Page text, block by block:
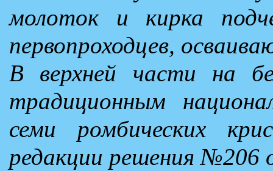
молоток и кирка
первопроходцев,
В верхней части на
традиционным
семи ромбических
редакции решения №206